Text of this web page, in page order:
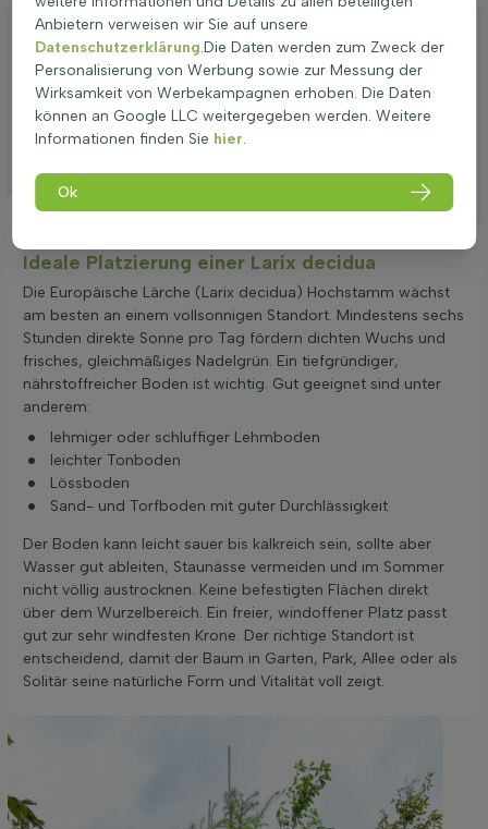
Platzierung
Anpflanzen
Stutzen
Bewässerung
Düngen
Besonderheiten
Ideale Platzierung einer Larix decidua
Die Europäische Lärche (Larix decidua) Hochstamm wächst
am besten an einem vollsonnigen Standort. Mindestens sechs
Stunden direkte Sonne pro Tag fördern dichten Wuchs und
frisches, gleichmäßiges Nadelgrün. Ein tiefgründiger,
nährstoffreicher Boden ist wichtig. Gut geeignet sind unter
anderem:
lehmiger oder schluffiger Lehmboden
leichter Tonboden
Lössboden
Sand- und Torfboden mit guter Durchlässigkeit
Der Boden kann leicht sauer bis kalkreich sein, sollte aber
Wasser gut ableiten, Staunässe vermeiden und im Sommer
nicht völlig austrocknen. Keine befestigten Flächen direkt
über dem Wurzelbereich. Ein freier, windoffener Platz passt
gut zur sehr windfesten Krone. Der richtige Standort ist
entscheidend, damit der Baum in Garten, Park, Allee oder als
Solitär seine natürliche Form und Vitalität voll zeigt.
Anbietern verweisen wir Sie auf unsere
Datenschutzerklärung.Die Daten werden zum Zweck der
Personalisierung von Werbung sowie zur Messung der
Wirksamkeit von Werbekampagnen erhoben. Die Daten
können an Google LLC weitergegeben werden. Weitere
Informationen finden Sie hier.
Ok